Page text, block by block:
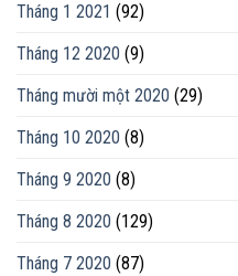
Tháng 1 2021 (92)
Tháng 12 2020 (9)
Tháng mười một 2020 (29)
Tháng 10 2020 (8)
Tháng 9 2020 (8)
Tháng 8 2020 (129)
Tháng 7 2020 (87)